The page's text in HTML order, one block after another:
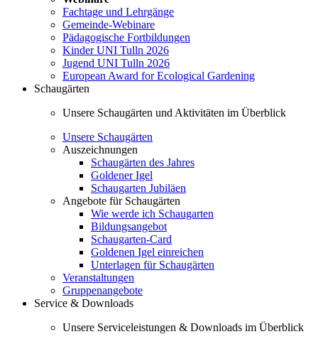
Fachtage und Lehrgänge
Gemeinde-Webinare
Pädagogische Fortbildungen
Kinder UNI Tulln 2026
Jugend UNI Tulln 2026
European Award for Ecological Gardening
Schaugärten
Unsere Schaugärten und Aktivitäten im Überblick
Unsere Schaugärten
Auszeichnungen
Schaugärten des Jahres
Goldener Igel
Schaugarten Jubiläen
Angebote für Schaugärten
Wie werde ich Schaugarten
Bildungsangebot
Schaugarten-Card
Goldenen Igel einreichen
Unterlagen für Schaugärten
Veranstaltungen
Gruppenangebote
Service & Downloads
Unsere Serviceleistungen & Downloads im Überblick